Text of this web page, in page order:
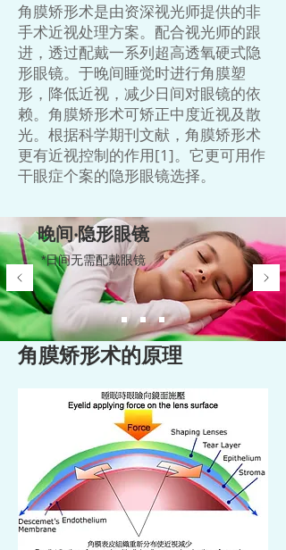
角膜矫形术是由资深视光师提供的非
手术近视处理方案。配合视光师的跟
进，透过配戴一系列超高透氧硬式隐
形眼镜。于晚间睡觉时进行角膜塑
形，降低近视，减少日间对眼镜的依
赖。角膜矫形术可矫正中度近视及散
光。根据科学期刊文献，角膜矫形术
更有近视控制的作用[1]。它更可用作
干眼症个案的隐形眼镜选择。
角膜矫形术的原理
晚间‧隐形眼镜
*日间无需配戴眼镜